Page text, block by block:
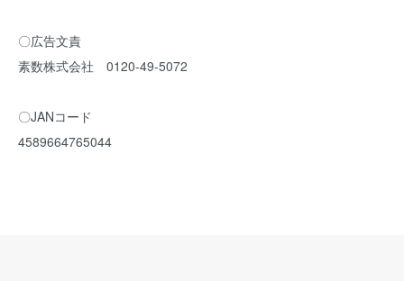
〇広告文責
素数株式会社 0120-49-5072
〇JANコード
4589664765044